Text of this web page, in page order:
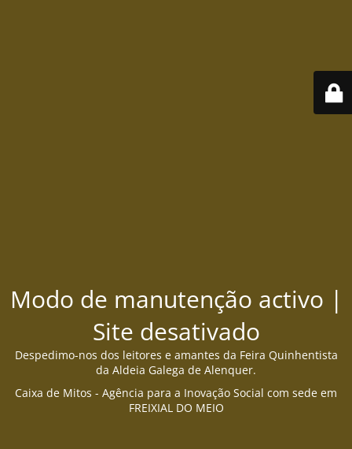
Modo de manutenção activo |
Site desativado
Despedimo-nos dos leitores e amantes da Feira Quinhentista
da Aldeia Galega de Alenquer.
Caixa de Mitos - Agência para a Inovação Social com sede em
FREIXIAL DO MEIO